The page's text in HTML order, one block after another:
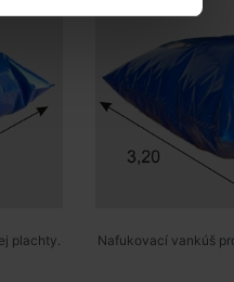
plachty. Nafukovací vankúš